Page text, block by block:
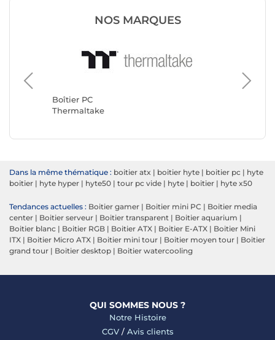
NOS MARQUES
Boîtier PC
Thermaltake
Boîtier
Corsair
Dans la même thématique : boitier atx | boitier hyte | boitier pc | hyte
boitier | hyte hyper | hyte50 | tour pc vide | hyte | boitier | hyte x50
Tendances actuelles : Boitier gamer | Boitier mini PC | Boitier media
center | Boitier serveur | Boitier transparent | Boitier aquarium |
Boitier blanc | Boitier RGB | Boitier ATX | Boitier E-ATX | Boitier Mini
ITX | Boitier Micro ATX | Boitier mini tour | Boitier moyen tour | Boitier
grand tour | Boitier desktop | Boitier watercooling
QUI SOMMES NOUS ?
Notre Histoire
CGV/ Avis clients